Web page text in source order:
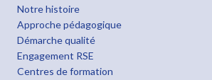
Notre histoire
Approche pédagogique
Démarche qualité
Engagement RSE
Centres de formation